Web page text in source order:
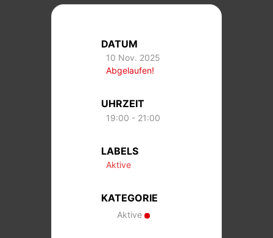
DATUM
10 Nov. 2025
Abgelaufen!
UHRZEIT
19:00 - 21:00
LABELS
Aktive
KATEGORIE
Aktive